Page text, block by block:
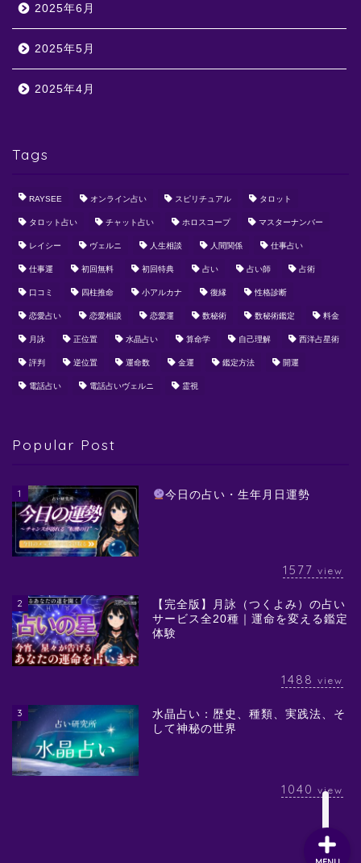
2025年6月
2025年5月
2025年4月
Tags
RAYSEE オンライン占い スピリチュアル タロット
タロット占い チャット占い ホロスコープ マスターナンバー
レイシー ヴェルニ 人生相談 人間関係 仕事占い
仕事運 初回無料 初回特典 占い 占い師 占術
口コミ 四柱推命 小アルカナ 復縁 性格診断
恋愛占い 恋愛相談 恋愛運 数秘術 数秘術鑑定 料金
月詠 正位置 水晶占い 算命学 自己理解 西洋占星術
評判 逆位置 運命数 金運 鑑定方法 開運
電話占い 電話占いヴェルニ 霊視
Popular Post
1 今日の占い・生年月日運勢
1577 view
2
【完全版】月詠（つくよみ）の占い
サービス全20種｜運命を変える鑑定
体験
1488 view
3
水晶占い：歴史、種類、実践法、そ
して神秘の世界
1040 view